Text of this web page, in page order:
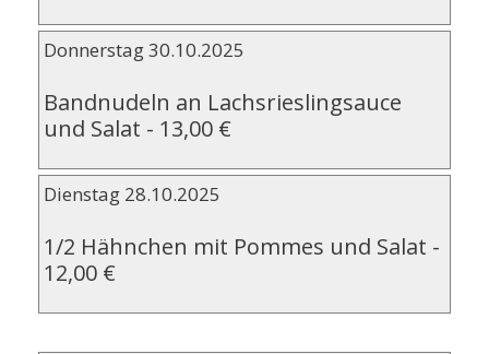
Donnerstag 30.10.2025
Bandnudeln an Lachsrieslingsauce
und Salat - 13,00 €
Dienstag 28.10.2025
1/2 Hähnchen mit Pommes und Salat -
12,00 €